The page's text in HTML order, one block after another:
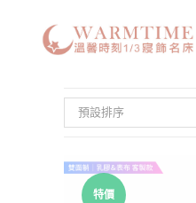
預設排序
特價